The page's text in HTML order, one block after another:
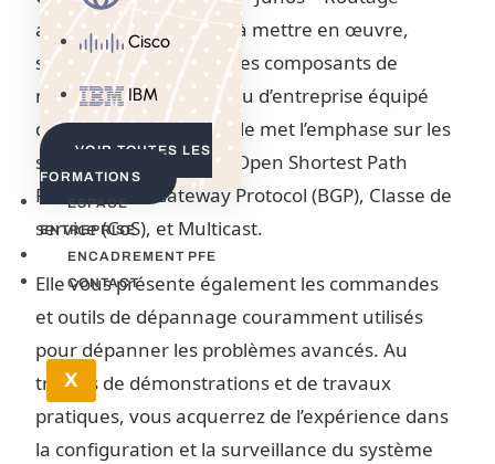
Cisco
IBM
VOIR TOUTES LES
FORMATIONS
ESPACE
ENTREPRISE
ENCADREMENT PFE
CONTACT
X
avancé” vous apprend à mettre en œuvre,
surveiller et dépanner les composants de
niveau 3 dans un réseau d’entreprise équipé
des solutions Juniper. Elle met l’emphase sur les
sujets suivants : OSPF (Open Shortest Path
First), Border Gateway Protocol (BGP), Classe de
service (CoS), et Multicast.
Elle vous présente également les commandes
et outils de dépannage couramment utilisés
pour dépanner les problèmes avancés. Au
travers de démonstrations et de travaux
pratiques, vous acquerrez de l’expérience dans
la configuration et la surveillance du système